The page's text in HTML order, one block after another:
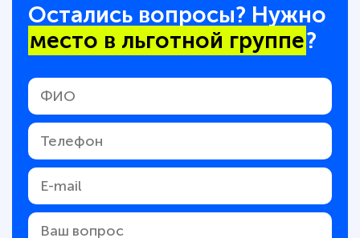
Остались вопросы? Нужно
место в льготной группе?